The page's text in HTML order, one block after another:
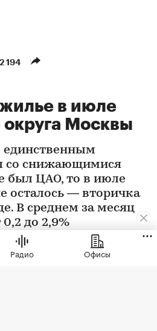
2 194
жилье в июле
округа Москвы
единственным
со снижающимися
был ЦАО, то в июле
осталось — вторичка
В среднем за месяц
0,2 до 2,9%
Радио Офисы